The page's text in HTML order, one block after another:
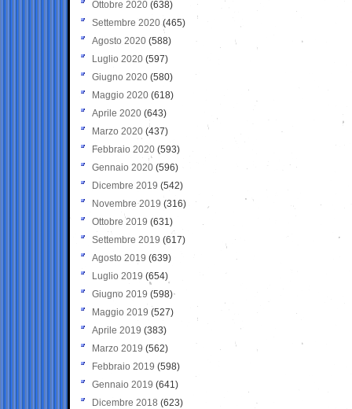
Ottobre 2020 (638)
Settembre 2020(465)
Agosto 2020 (588)
Luglio 2020 (597)
Giugno 2020 (580)
Maggio 2020 (618)
Aprile 2020 (643)
Marzo 2020 (437)
Febbraio 2020 (593)
Gennaio 2020 (596)
Dicembre 2019 (542)
Novembre 2019 (316)
Ottobre 2019 (631)
Settembre 2019 (617)
Agosto 2019 (639)
Luglio 2019 (654)
Giugno 2019 (598)
Maggio 2019 (527)
Aprile 2019 (383)
Marzo 2019 (562)
Febbraio 2019 (598)
Gennaio 2019 (641)
Dicembre 2018 (623)